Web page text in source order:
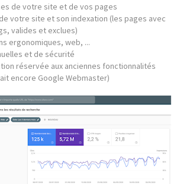
de votre site et de vos pages
votre site et son indexation (les pages avec
valides et exclues)
ergonomiques, web, ...
et de sécurité
réservée aux anciennes fonctionnalités
encore Google Webmaster)